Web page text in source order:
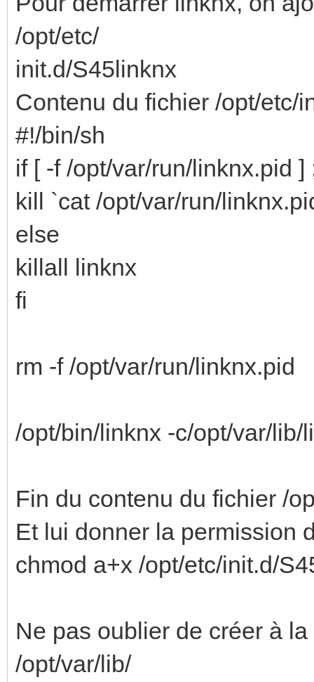
/opt/etc/
init.d/S45linknx
Contenu du fichier /opt/etc/
#!/bin/sh
if [ -f /opt/var/run/linknx.pid ]
kill `cat /opt/var/run/
else
killall linknx
fi
rm -f /opt/var/run/linknx.pid
/opt/bin/linknx -c/opt/var/lib/
Fin du contenu du fichier /
Et lui donner la permission
chmod a+x /opt/etc/init.d/
Ne pas oublier de créer à
/opt/var/lib/